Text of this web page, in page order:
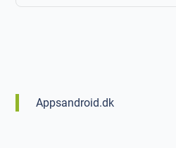
Appsandroid.dk